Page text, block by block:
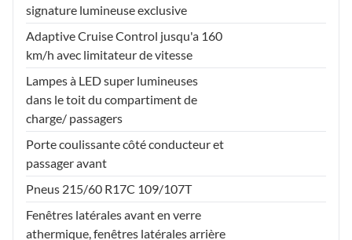
signature lumineuse exclusive
Adaptive Cruise Control jusqu'a 160
km/h avec limitateur de vitesse
Lampes à LED super lumineuses
dans le toit du compartiment de
charge/ passagers
Porte coulissante côté conducteur et
passager avant
Pneus 215/60 R17C 109/107T
Fenêtres latérales avant en verre
athermique, fenêtres latérales arrière